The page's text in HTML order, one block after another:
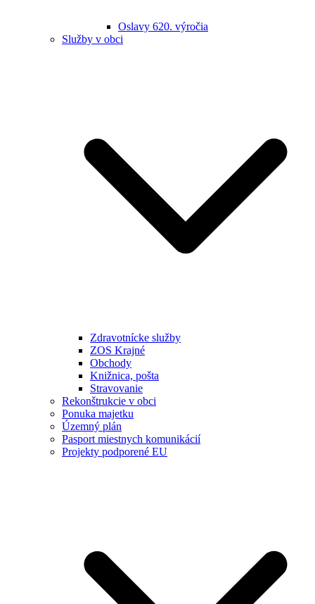
Oslavy 620. výročia
Služby v obci
Zdravotnícke služby
ZOS Krajné
Obchody
Knižnica, pošta
Stravovanie
Rekonštrukcie v obci
Ponuka majetku
Územný plán
Pasport miestnych komunikácií
Projekty podporené EU